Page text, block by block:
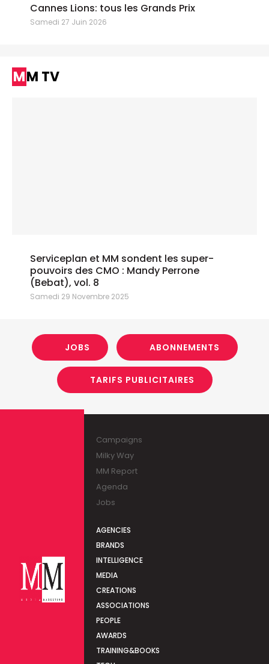
Cannes Lions: tous les Grands Prix
Samedi 27 Juin 2026
MM TV
Serviceplan et MM sondent les super-
pouvoirs des CMO : Mandy Perrone
(Bebat), vol. 8
Samedi 29 Novembre 2025
JOBS ABONNEMENTS
TARIFS PUBLICITAIRES
Campaigns
Milky Way
MM Report
Agenda
Jobs
AGENCIES
BRANDS
INTELLIGENCE
MEDIA
CREATIONS
ASSOCIATIONS
PEOPLE
AWARDS
TRAINING&BOOKS